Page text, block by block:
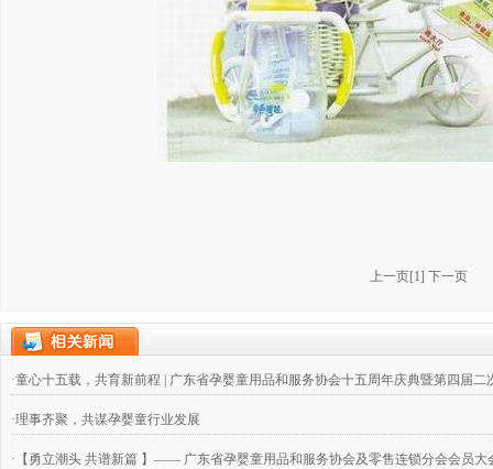
上一页[1]下一页
·童心十五载，共育新前程 | 广东省孕婴童用品和服务协会十五周年庆典暨第四届二
·理事齐聚，共谋孕婴童行业发展
·【勇立潮头 共谱新篇 】—— 广东省孕婴童用品和服务协会及零售连锁分会会员大